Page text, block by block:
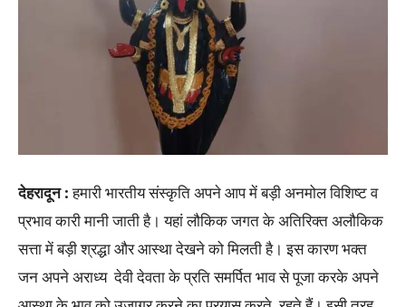
देहरादून:हमारी भारतीय संस्कृति अपने आप में बड़ी अनमोल विशिष्ट व
प्रभाव कारी मानी जाती है। यहां लौकिक जगत के अतिरिक्त अलौकिक
सत्ता में बड़ी श्रद्धा और आस्था देखने को मिलती है। इस कारण भक्त
जन अपने अराध्य देवी देवता के प्रति समर्पित भाव से पूजा करके अपने